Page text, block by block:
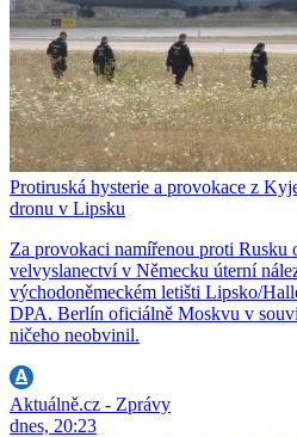
Protiruská hysterie a provokace z
dronu v Lipsku
Za provokaci namířenou proti Rusku
velvyslanectví v Německu úterní
východoněmeckém letišti Lipsko/
DPA. Berlín oficiálně Moskvu v
ničeho neobvinil.
Aktuálně.cz - Zprávy
dnes, 20:23